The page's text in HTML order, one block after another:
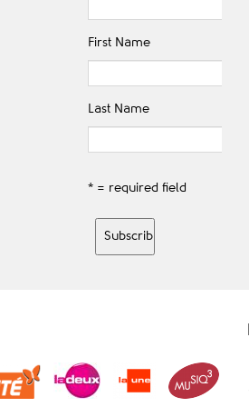
First Name
Last Name
* = required field